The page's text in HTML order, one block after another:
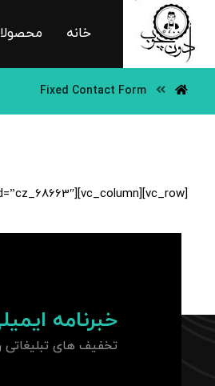
خانه
Fixed Contact Form
[vc_row][vc_column][cz_contact_form_7 cf7=”CF7 Quick Contact form” id=”cz_68663″][/vc_column][/vc_row]
خبرنامه
تخفیف های تبلیغاتی